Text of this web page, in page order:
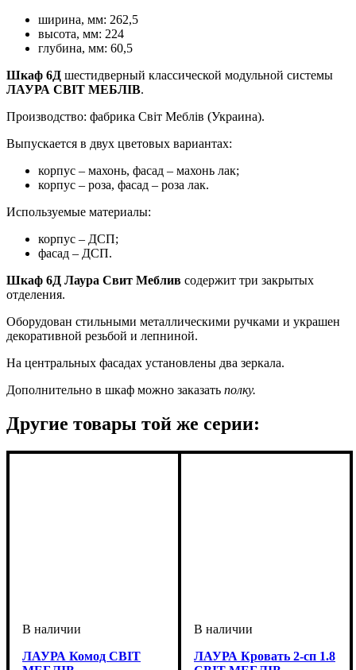
ширина, мм: 262,5
высота, мм: 224
глубина, мм: 60,5
Шкаф 6Д шестидверный классической модульной системы
ЛАУРА СВІТ МЕБЛІВ.
Производство: фабрика Світ Меблів (Украина).
Выпускается в двух цветовых вариантах:
корпус – махонь, фасад – махонь лак;
корпус – роза, фасад – роза лак.
Используемые материалы:
корпус – ДСП;
фасад – ДСП.
Шкаф 6Д Лаура Свит Меблив содержит три закрытых
отделения.
Оборудован стильными металлическими ручками и украшен
декоративной резьбой и лепниной.
На центральных фасадах установлены два зеркала.
Дополнительно в шкаф можно заказать полку.
Другие товары той же серии:
ЛАУРА Комод СВІТ
ЛАУРА Кровать 2-сп 1.8